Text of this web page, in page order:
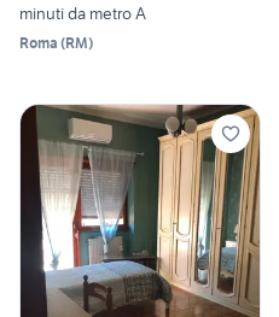
minuti da metro A
Roma (RM)